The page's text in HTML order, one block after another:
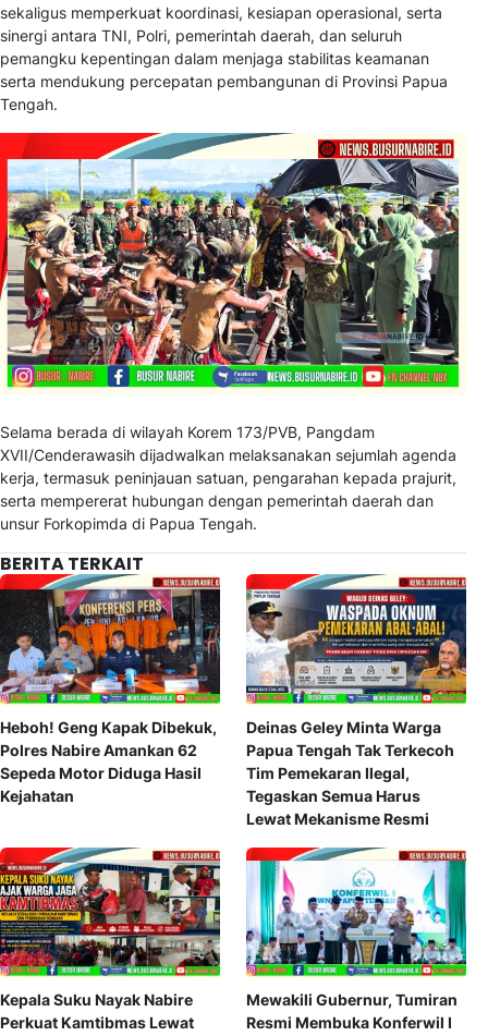
sekaligus memperkuat koordinasi, kesiapan operasional, serta
sinergi antara TNI, Polri, pemerintah daerah, dan seluruh
pemangku kepentingan dalam menjaga stabilitas keamanan
serta mendukung percepatan pembangunan di Provinsi Papua
Tengah.
Selama berada di wilayah Korem 173/PVB, Pangdam
XVII/Cenderawasih dijadwalkan melaksanakan sejumlah agenda
kerja, termasuk peninjauan satuan, pengarahan kepada prajurit,
serta mempererat hubungan dengan pemerintah daerah dan
unsur Forkopimda di Papua Tengah.
BERITA TERKAIT
Heboh! Geng Kapak Dibekuk,
Polres Nabire Amankan 62
Sepeda Motor Diduga Hasil
Kejahatan
Deinas Geley Minta Warga
Papua Tengah Tak Terkecoh
Tim Pemekaran Ilegal,
Tegaskan Semua Harus
Lewat Mekanisme Resmi
Kepala Suku Nayak Nabire
Perkuat Kamtibmas Lewat
Mewakili Gubernur, Tumiran
Resmi Membuka Konferwil I